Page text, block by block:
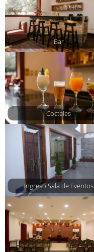
Bar
Cocteles
Ingreso Sala de Eventos